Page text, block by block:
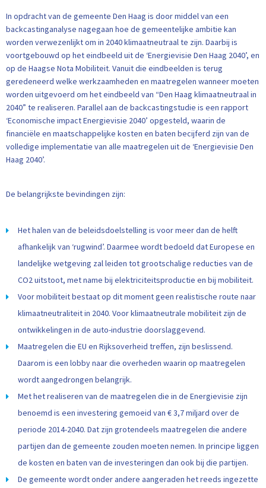
In opdracht van de gemeente Den Haag is door middel van een
backcastinganalyse nagegaan hoe de gemeentelijke ambitie kan
worden verwezenlijkt om in 2040 klimaatneutraal te zijn. Daarbij is
voortgebouwd op het eindbeeld uit de ‘Energievisie Den Haag 2040’, en
op de Haagse Nota Mobiliteit. Vanuit die eindbeelden is terug
geredeneerd welke werkzaamheden en maatregelen wanneer moeten
worden uitgevoerd om het eindbeeld van “Den Haag klimaatneutraal in
2040” te realiseren. Parallel aan de backcastingstudie is een rapport
‘Economische impact Energievisie 2040’ opgesteld, waarin de
financiële en maatschappelijke kosten en baten becijferd zijn van de
volledige implementatie van alle maatregelen uit de ‘Energievisie Den
Haag 2040’.
De belangrijkste bevindingen zijn:
Het halen van de beleidsdoelstelling is voor meer dan de helft
afhankelijk van ‘rugwind’. Daarmee wordt bedoeld dat Europese en
landelijke wetgeving zal leiden tot grootschalige reducties van de
CO2 uitstoot, met name bij elektriciteitsproductie en bij mobiliteit.
Voor mobiliteit bestaat op dit moment geen realistische route naar
klimaatneutraliteit in 2040. Voor klimaatneutrale mobiliteit zijn de
ontwikkelingen in de auto-industrie doorslaggevend.
Maatregelen die EU en Rijksoverheid treffen, zijn beslissend.
Daarom is een lobby naar die overheden waarin op maatregelen
wordt aangedrongen belangrijk.
Met het realiseren van de maatregelen die in de Energievisie zijn
benoemd is een investering gemoeid van € 3,7 miljard over de
periode 2014-2040. Dat zijn grotendeels maatregelen die andere
partijen dan de gemeente zouden moeten nemen. In principe liggen
de kosten en baten van de investeringen dan ook bij die partijen.
De gemeente wordt onder andere aangeraden het reeds ingezette